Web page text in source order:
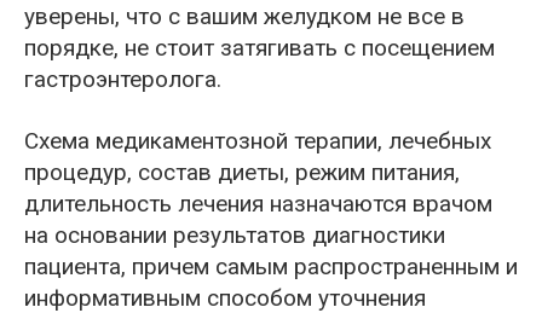
уверены, что с вашим желудком не все в
порядке, не стоит затягивать с посещением
гастроэнтеролога.
Схема медикаментозной терапии, лечебных
процедур, состав диеты, режим питания,
длительность лечения назначаются врачом
на основании результатов диагностики
пациента, причем самым распространенным и
информативным способом уточнения